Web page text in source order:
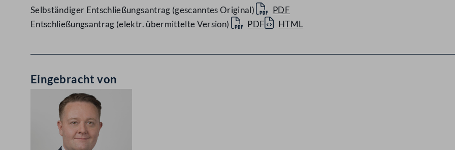
Selbständiger Entschließungsantrag (gescanntes Original)
PDF
Entschließungsantrag (elektr. übermittelte Version)
PDF HTML
Eingebracht von